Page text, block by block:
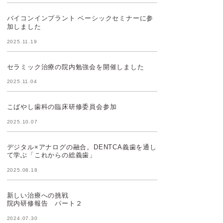
バイコンインプラント ベーシックセミナーに参
加しました
2025.11.19
セラミック治療の院内勉強会を開催しました
2025.11.04
こばやし歯科の臨床研修委員会参加
2025.10.07
デジタル×アナログの融合。DENTCA義歯を通し
て学ぶ「これからの総義歯」
2025.08.18
新しい治療への挑戦
院内研修報告 パート２
2024.07.30